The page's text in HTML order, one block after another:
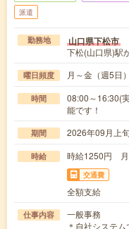
派遣
勤務地 山口県下松市
下松(山口県)駅
曜日頻度 月～金（週5日）
時間
08:00～16:30(
能です！
期間 2026年09月上
時給 時給1250円 月
交通費
全額支給
仕事内容
一般事務
＊自社システ